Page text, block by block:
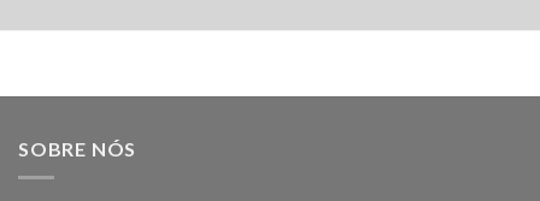
SOBRE NÓS